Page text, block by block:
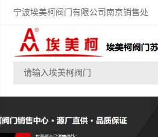
宁波埃美柯阀门有限公司南京销售处